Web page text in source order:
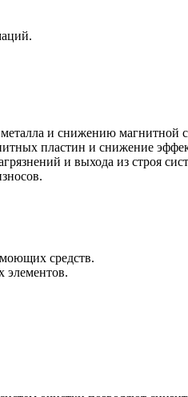
и снижению магнитной
пластин и снижение
и выхода из строя
средств.
элементов.